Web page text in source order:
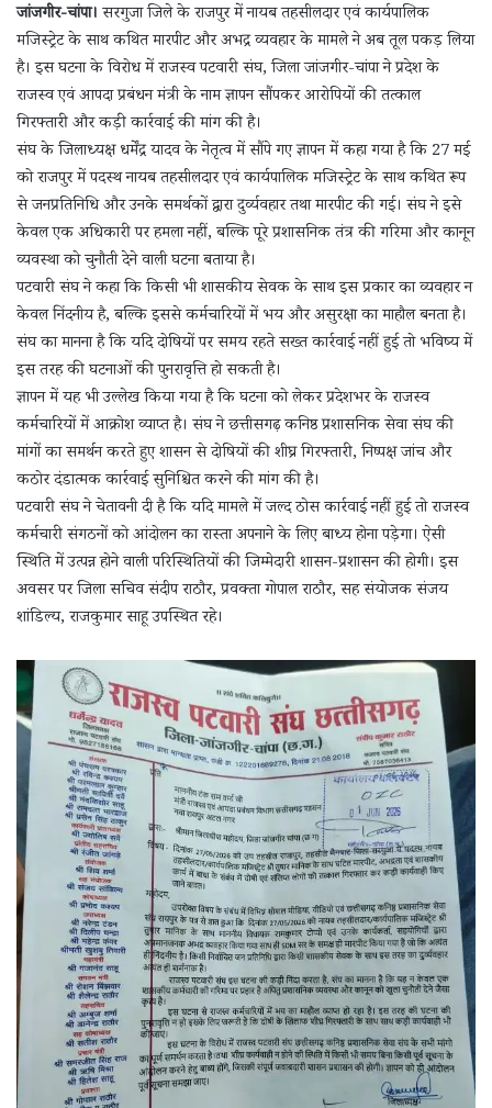
जांजगीर-चांपा। सरगुजा जिले के राजपुर में नायब तहसीलदार एवं कार्यपालिक
मजिस्ट्रेट के साथ कथित मारपीट और अभद्र व्यवहार के मामले ने अब तूल पकड़ लिया
है। इस घटना के विरोध में राजस्व पटवारी संघ, जिला जांजगीर-चांपा ने प्रदेश के
राजस्व एवं आपदा प्रबंधन मंत्री के नाम ज्ञापन सौंपकर आरोपियों की तत्काल
गिरफ्तारी और कड़ी कार्रवाई की मांग की है।
संघ के जिलाध्यक्ष धर्मेंद्र यादव के नेतृत्व में सौंपे गए ज्ञापन में कहा गया है कि 27 मई
को राजपुर में पदस्थ नायब तहसीलदार एवं कार्यपालिक मजिस्ट्रेट के साथ कथित रूप
से जनप्रतिनिधि और उनके समर्थकों द्वारा दुर्व्यवहार तथा मारपीट की गई। संघ ने इसे
केवल एक अधिकारी पर हमला नहीं, बल्कि पूरे प्रशासनिक तंत्र की गरिमा और कानून
व्यवस्था को चुनौती देने वाली घटना बताया है।
पटवारी संघ ने कहा कि किसी भी शासकीय सेवक के साथ इस प्रकार का व्यवहार न
केवल निंदनीय है, बल्कि इससे कर्मचारियों में भय और असुरक्षा का माहौल बनता है।
संघ का मानना है कि यदि दोषियों पर समय रहते सख्त कार्रवाई नहीं हुई तो भविष्य में
इस तरह की घटनाओं की पुनरावृत्ति हो सकती है।
ज्ञापन में यह भी उल्लेख किया गया है कि घटना को लेकर प्रदेशभर के राजस्व
कर्मचारियों में आक्रोश व्याप्त है। संघ ने छत्तीसगढ़ कनिष्ठ प्रशासनिक सेवा संघ की
मांगों का समर्थन करते हुए शासन से दोषियों की शीघ्र गिरफ्तारी, निष्पक्ष जांच और
कठोर दंडात्मक कार्रवाई सुनिश्चित करने की मांग की है।
पटवारी संघ ने चेतावनी दी है कि यदि मामले में जल्द ठोस कार्रवाई नहीं हुई तो राजस्व
कर्मचारी संगठनों को आंदोलन का रास्ता अपनाने के लिए बाध्य होना पड़ेगा। ऐसी
स्थिति में उत्पन्न होने वाली परिस्थितियों की जिम्मेदारी शासन-प्रशासन की होगी। इस
अवसर पर जिला सचिव संदीप राठौर, प्रवक्ता गोपाल राठौर, सह संयोजक संजय
शांडिल्य, राजकुमार साहू उपस्थित रहे।